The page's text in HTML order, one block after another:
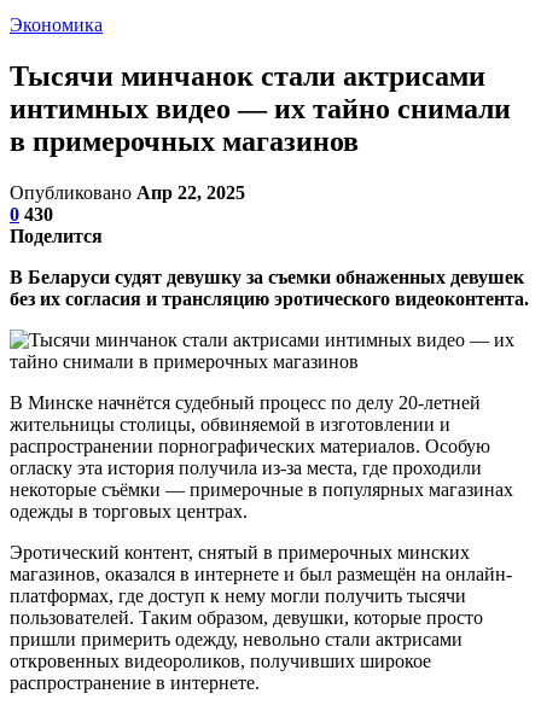
Экономика
Тысячи минчанок стали актрисами
интимных видео — их тайно снимали
в примерочных магазинов
Опубликовано Апр 22, 2025
0 430
Поделится
В Беларуси судят девушку за съемки обнаженных девушек
без их согласия и трансляцию эротического видеоконтента.
В Минске начнётся судебный процесс по делу 20-летней
жительницы столицы, обвиняемой в изготовлении и
распространении порнографических материалов. Особую
огласку эта история получила из-за места, где проходили
некоторые съёмки — примерочные в популярных магазинах
одежды в торговых центрах.
Эротический контент, снятый в примерочных минских
магазинов, оказался в интернете и был размещён на онлайн-
платформах, где доступ к нему могли получить тысячи
пользователей. Таким образом, девушки, которые просто
пришли примерить одежду, невольно стали актрисами
откровенных видеороликов, получивших широкое
распространение в интернете.